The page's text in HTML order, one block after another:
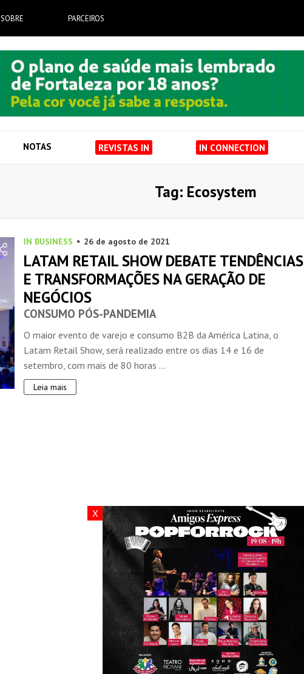
SOBRE PARCEIROS
NOTAS REVISTAS IN IN CONNECTION
Tag: Ecosystem
IN BUSINESS 26 de agosto de 2021
LATAM RETAIL SHOW DEBATE TENDÊNCIAS
E TRANSFORMAÇÕES NA GERAÇÃO DE
NEGÓCIOS
CONSUMO PÓS-PANDEMIA
O maior evento de varejo e consumo B2B da América Latina, o
Latam Retail Show, será realizado entre os dias 14 e 16 de
setembro, com mais de 80 horas ...
Leia mais
X